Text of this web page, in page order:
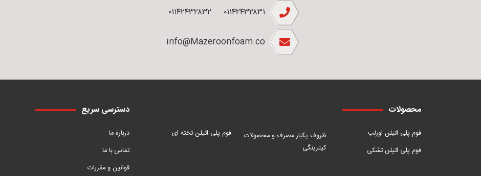
۰۱۱۴۲۴۳۲۸۳۱ ۰۱۱۴۲۴۳۲۸۳۲
info@Mazeroonfoam.co
محصولات
فوم پلی اتیلن اورلب
فوم پلی اتیلن تشکی
ظروف یکبار مصرف و محصولات
کیترینگی
فوم پلی اتیلن تخته ای
دسترسی سریع
درباره ما
تماس با ما
قوانین و مقررات